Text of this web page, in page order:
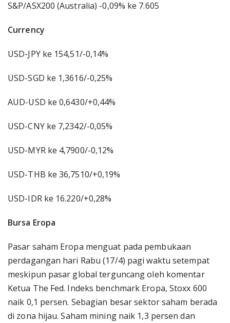
S&P/ASX200 (Australia) -0,09% ke 7.605
Currency
USD-JPY ke 154,51/-0,14%
USD-SGD ke 1,3616/-0,25%
AUD-USD ke 0,6430/+0,44%
USD-CNY ke 7,2342/-0,05%
USD-MYR ke 4,7900/-0,12%
USD-THB ke 36,7510/+0,19%
USD-IDR ke 16.220/+0,28%
Bursa Eropa
Pasar saham Eropa menguat pada pembukaan
perdagangan hari Rabu (17/4) pagi waktu setempat
meskipun pasar global terguncang oleh komentar
Ketua The Fed. Indeks benchmark Eropa, Stoxx 600
naik 0,1 persen. Sebagian besar sektor saham berada
di zona hijau. Saham mining naik 1,3 persen dan